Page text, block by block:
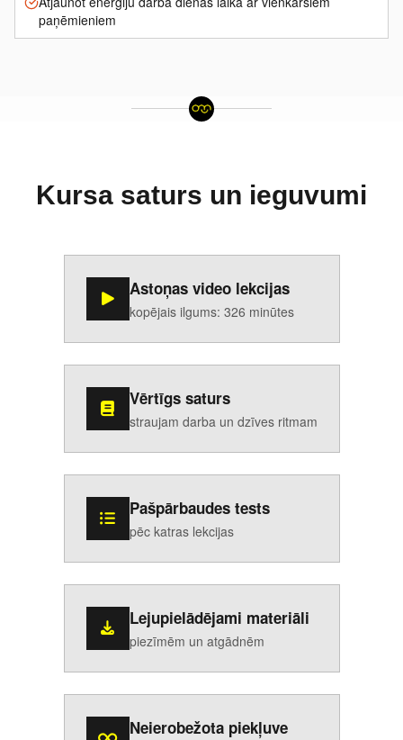
paņēmieniem
Kursa saturs un ieguvumi
Astoņas video lekcijas
kopējais ilgums: 326 minūtes
Vērtīgs saturs
straujam darba un dzīves ritmam
Pašpārbaudes tests
pēc katras lekcijas
Lejupielādējami materiāli
piezīmēm un atgādnēm
Neierobežota piekļuve